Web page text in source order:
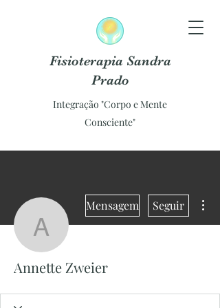
Fisioterapia Sandra
Prado
Integração "Corpo e Mente
Consciente"
Annette Zweier
Mensagem Seguir
Annette Zweier